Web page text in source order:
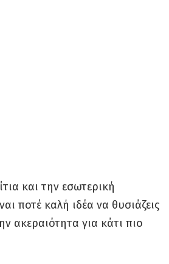
και την εσωτερική
ποτέ καλή ιδέα να θυσιάζεις
ακεραιότητα για κάτι πιο